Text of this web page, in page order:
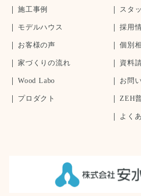
施工事例
モデルハウス
お客様の声
家づくりの流れ
Wood Labo
プロダクト
スタ
採用
個別
資料
お問
ZEH
よく